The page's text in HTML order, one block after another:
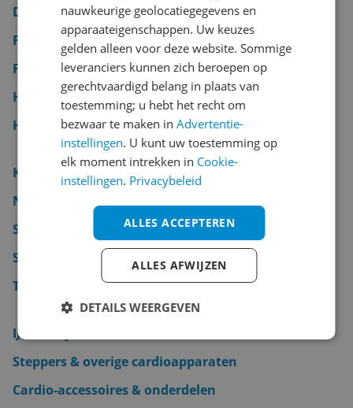
Dumbell
Fitnessbal
Fitnessmat
Halterbank
Hartslagmeter
Kettlebell
Nordic walking stok
Schaats
Spinbike
Trainingsbank
IJshockey
Steppers & overige cardioapparaten
Cardio-accessoires & onderdelen
nauwkeurige geolocatiegegevens en
apparaateigenschappen. Uw keuzes
gelden alleen voor deze website. Sommige
leveranciers kunnen zich beroepen op
gerechtvaardigd belang in plaats van
toestemming; u hebt het recht om
bezwaar te maken inAdvertentie-
instellingen. U kunt uw toestemming op
elk moment intrekken in Cookie-
instellingen. Privacybeleid
ALLES ACCEPTEREN
ALLES AFWIJZEN
DETAILS WEERGEVEN